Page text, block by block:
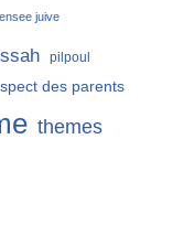
juive
pilpoul
des parents
themes